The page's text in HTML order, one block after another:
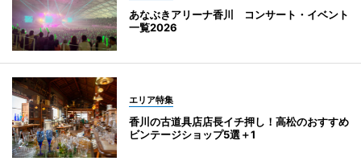
あなぶきアリーナ香川 コンサート・イベント
一覧2026
エリア特集
香川の古道具店店長イチ押し！高松のおすすめ
ビンテージショップ5選＋1